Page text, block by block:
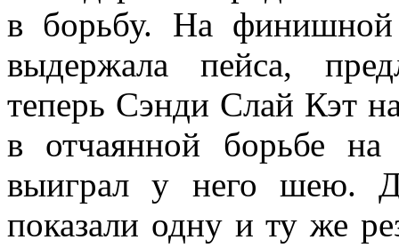
в борьбу. На
выдержала пейса,
теперь Сэнди Слай Кэт
в отчаянной борьбе на
выиграл у него шею.
показали одну и ту же